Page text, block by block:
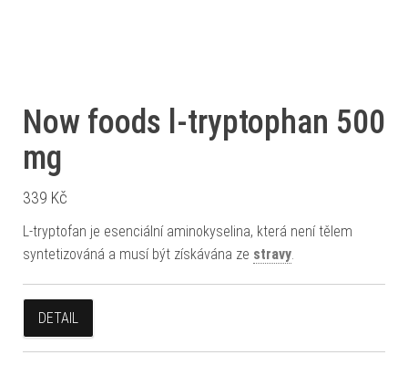
Now foods l-tryptophan 500
mg
339 Kč
L-tryptofan je esenciální aminokyselina, která není tělem
syntetizováná a musí být získávána ze stravy
DETAIL